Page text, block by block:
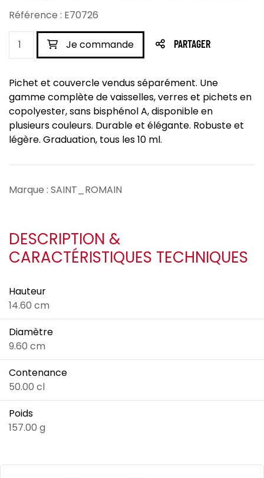
Référence : E70726
Je commande PARTAGER
Pichet et couvercle vendus séparément. Une
gamme complète de vaisselles, verres et pichets en
copolyester, sans bisphénol A, disponible en
plusieurs couleurs. Durable et élégante. Robuste et
légère. Graduation, tous les 10 ml.
Marque : SAINT_ROMAIN
DESCRIPTION &
CARACTÉRISTIQUES TECHNIQUES
Hauteur
14.60 cm
Diamètre
9.60 cm
Contenance
50.00 cl
Poids
157.00 g